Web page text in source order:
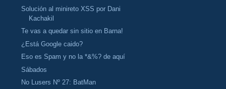
Solución al minireto XSS por Dani
Kachakil
Te vas a quedar sin sitio en Barna!
¿Está Google caido?
Eso es Spam y no la *&%? de aquí
Sábados
No Lusers Nº 27: BatMan